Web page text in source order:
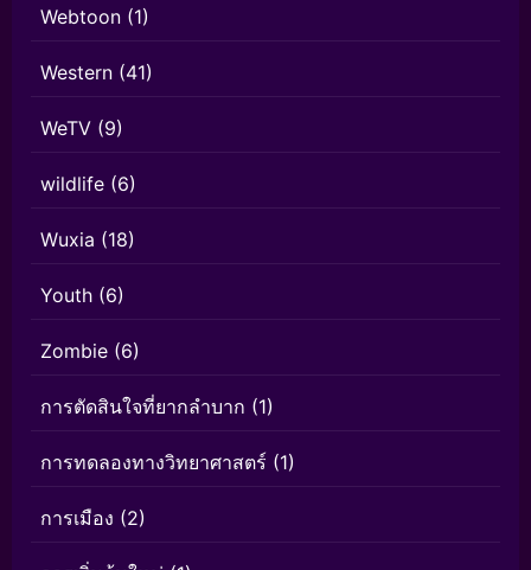
Webtoon (1)
Western (41)
WeTV (9)
wildlife (6)
Wuxia (18)
Youth (6)
Zombie (6)
การตัดสินใจที่ยากลำบาก (1)
การทดลองทางวิทยาศาสตร์ (1)
การเมือง (2)